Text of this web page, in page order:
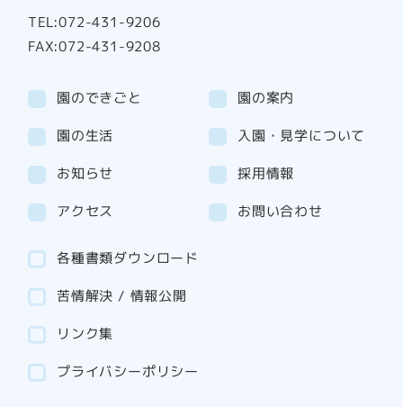
TEL:072-431-9206
FAX:072-431-9208
園のできごと 園の案内
園の生活 入園・見学について
お知らせ
採用情報
アクセス
お問い合わせ
各種書類ダウンロード
苦情解決 / 情報公開
リンク集
プライバシーポリシー